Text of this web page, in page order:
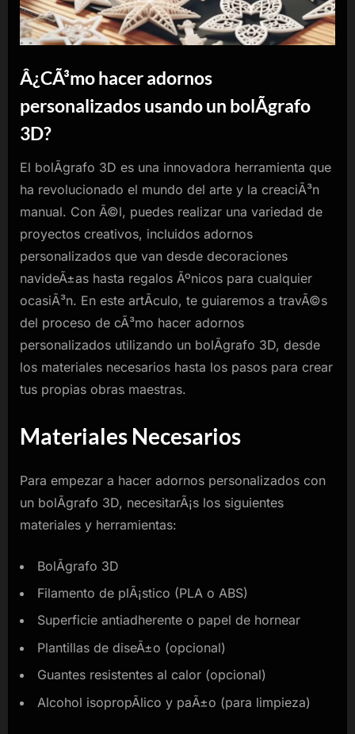
Â¿CÃ³mo hacer adornos
personalizados usando un bolÃ­grafo
3D?
El bolÃ­grafo 3D es una innovadora herramienta que
ha revolucionado el mundo del arte y la creaciÃ³n
manual. Con Ã©l, puedes realizar una variedad de
proyectos creativos, incluidos adornos
personalizados que van desde decoraciones
navideÃ±as hasta regalos Ãºnicos para cualquier
ocasiÃ³n. En este artÃ­culo, te guiaremos a travÃ©s
del proceso de cÃ³mo hacer adornos
personalizados utilizando un bolÃ­grafo 3D, desde
los materiales necesarios hasta los pasos para crear
tus propias obras maestras.
Materiales Necesarios
Para empezar a hacer adornos personalizados con
un bolÃ­grafo 3D, necesitarÃ¡s los siguientes
materiales y herramientas:
BolÃ­grafo 3D
Filamento de plÃ¡stico (PLA o ABS)
Superficie antiadherente o papel de hornear
Plantillas de diseÃ±o (opcional)
Guantes resistentes al calor (opcional)
Alcohol isopropÃ­lico y paÃ±o (para limpieza)